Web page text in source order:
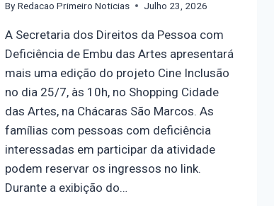
By Redacao Primeiro Noticias Julho 23, 2026
A Secretaria dos Direitos da Pessoa com
Deficiência de Embu das Artes apresentará
mais uma edição do projeto Cine Inclusão
no dia 25/7, às 10h, no Shopping Cidade
das Artes, na Chácaras São Marcos. As
famílias com pessoas com deficiência
interessadas em participar da atividade
podem reservar os ingressos no link.
Durante a exibição do…